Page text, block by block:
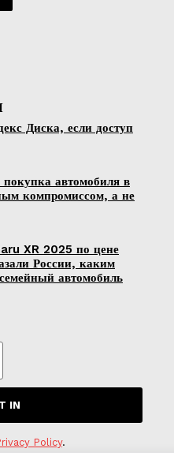
Диска, если доступ
автомобиля в
компромиссом, а не
XR 2025 по цене
России, каким
автомобиль
IN
Policy.